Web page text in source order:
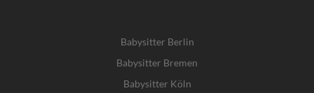
Babysitter Berlin
Babysitter Bremen
Babysitter Köln